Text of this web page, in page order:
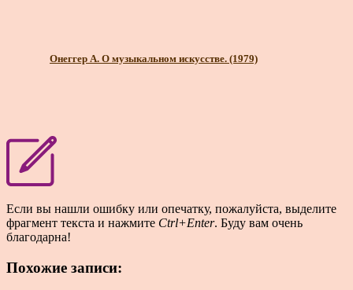
Онеггер А. О музыкальном искусстве. (1979)
Если вы нашли ошибку или опечатку, пожалуйста, выделите
фрагмент текста и нажмите Ctrl+Enter. Буду вам очень
благодарна!
Похожие записи: